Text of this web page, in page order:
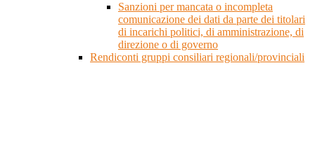
Sanzioni per mancata o incompleta
comunicazione dei dati da parte dei titolari
di incarichi politici, di amministrazione, di
direzione o di governo
Rendiconti gruppi consiliari regionali/provinciali